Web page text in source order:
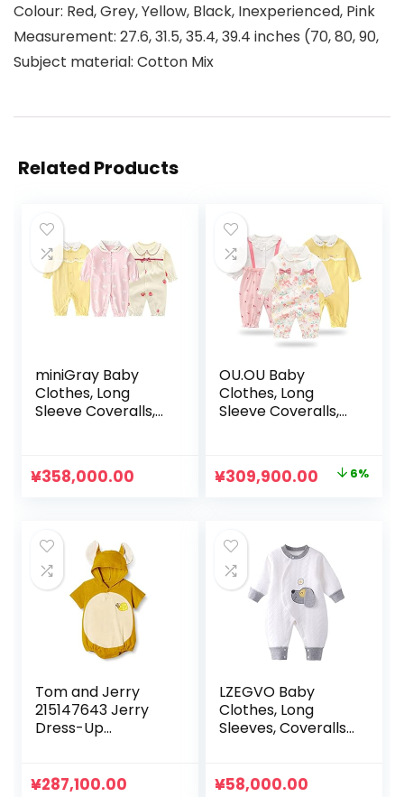
Colour: Red, Grey, Yellow, Black, Inexperienced, Pink
Measurement: 27.6, 31.5, 35.4, 39.4 inches (70, 80, 90,
Subject material: Cotton Mix
Related Products
miniGray Baby
Clothes, Long
Sleeve Coveralls,
Clothes for Girls,
Front Opening,
3 to 12 Months
¥358,000.00
OU.OU Baby
Clothes, Long
Sleeve Coveralls,
Clothes, Open
Front, Newborn,
Lily Pattern, Baby
Shower, Gift
元
格
は
¥329,900.00
¥309,900.00
価
格
は
で
す。
6%
Tom and Jerry
215147643 Jerry
Dress-Up
Coveralls, Tom &
¥287,100.00
LZEGVO Baby
Clothes, Long
Sleeves, Coveralls,
Newborn Clothes,
¥58,000.00